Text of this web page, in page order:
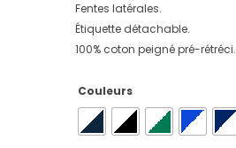
Fentes latérales.
Étiquette détachable.
100% coton peigné pré-rétréci.
Couleurs